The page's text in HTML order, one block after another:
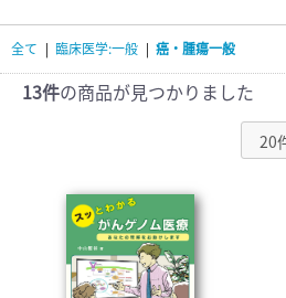
臨床医学:一般(359) 臨床医学:内科系(407)
基礎医学(93)
看護学(21)
医療技術(16)
栄養学(0)
薬学(7)
医学一般(91)
全て | 臨床医学:一般 | 癌・腫瘍一般
13件の商品が見つかりました